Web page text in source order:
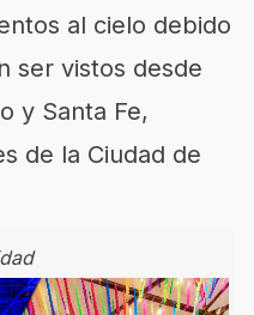
al cielo debido
ser vistos desde
y Santa Fe,
de la Ciudad de